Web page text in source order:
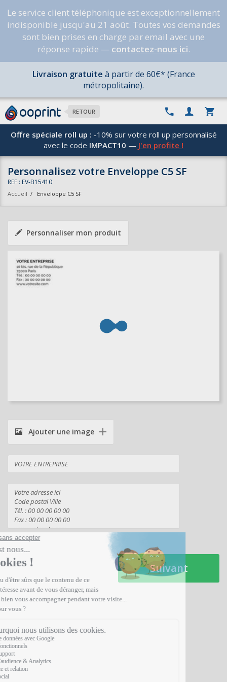
Le service client téléphonique est exceptionnellement
indisponible jusqu'au 21 août. Toutes vos demandes
sont bien prises en charge par email avec une
réponse rapide — contactez-nous ici.
Livraison gratuite à partir de 60€* (France
métropolitaine).
RETOUR
Offre spéciale roll up : -10% sur votre roll up personnalisé
avec le code IMPACT10 — J'en profite !
Personnalisez votre Enveloppe C5 SF
REF : EV-B15410
Accueil / Enveloppe C5 SF
Personnaliser mon produit
Ajouter une image
Suivant